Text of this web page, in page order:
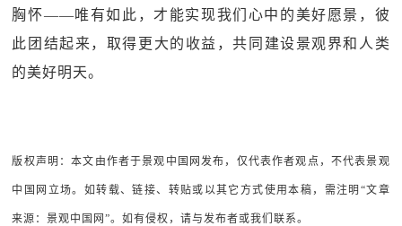
胸怀——唯有如此，才能实现我们心中的美好愿景，彼
此团结起来，取得更大的收益，共同建设景观界和人类
的美好明天。
版权声明：本文由作者于景观中国网发布，仅代表作者观点，不代表景观
中国网立场。如转载、链接、转贴或以其它方式使用本稿，需注明“文章
来源：景观中国网”。如有侵权，请与发布者或我们联系。